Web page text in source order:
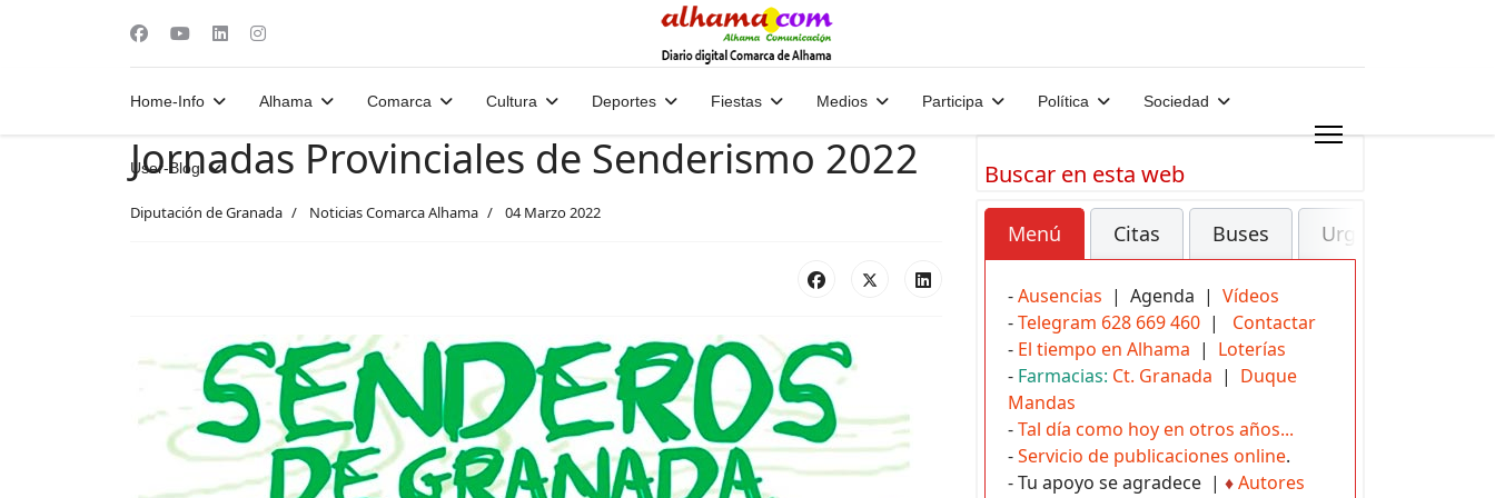
Home-Info Alhama Comarca Cultura Deportes Fiestas Medios Participa Política Sociedad
User-Blog
Jornadas Provinciales de Senderismo 2022
Diputación de Granada Noticias Comarca Alhama 04 Marzo 2022
Buscar en esta web
Menú Citas Buses Urgencias
-Ausencias | Agenda | Vídeos
-Telegram 628 669 460 | Contactar
- El tiempo en Alhama | Loterías
- Farmacias: Ct. Granada | Duque
Mandas
-Tal día como hoy en otros años...
-Servicio de publicaciones online.
- Tu apoyo se agradece | ♦Autores